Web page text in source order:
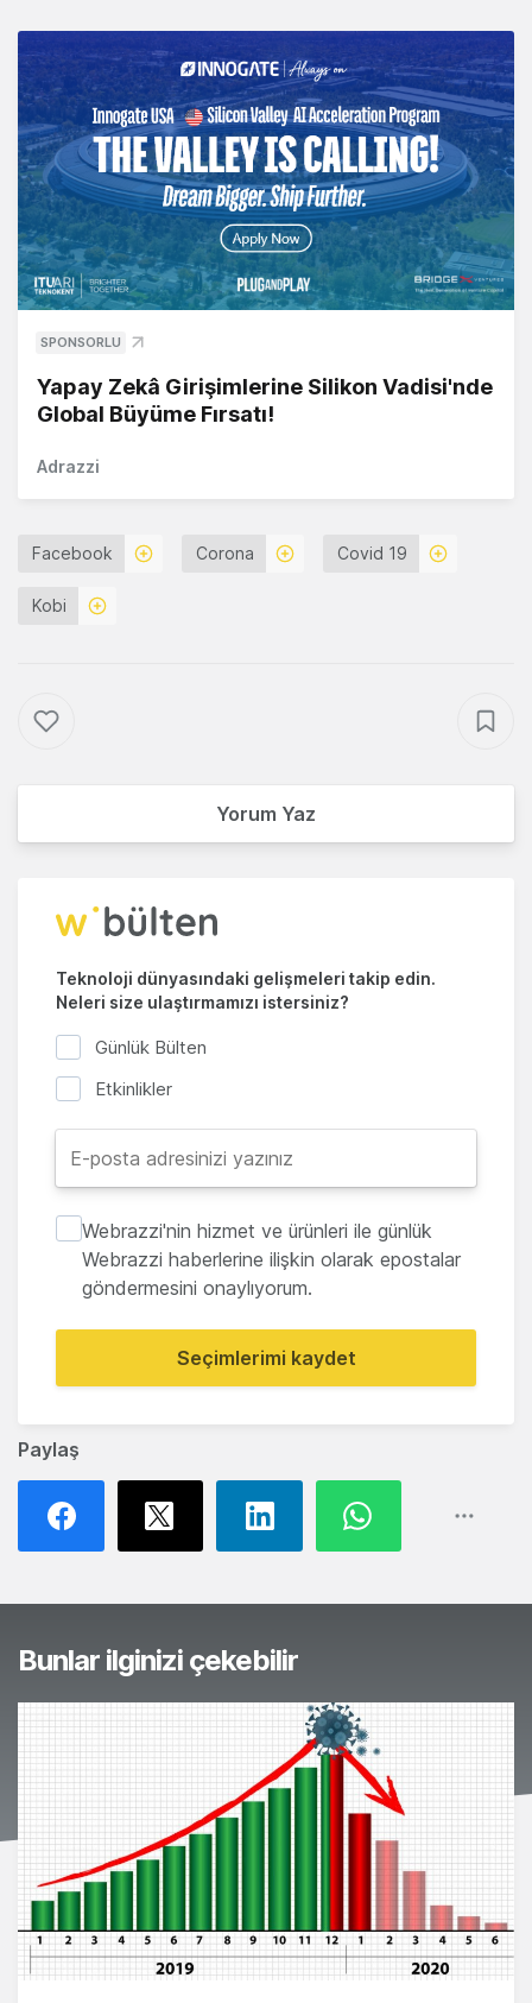
Paylaş
SPONSORLU
Yapay Zekâ Girişimlerine Silikon Vadisi'nde
Global Büyüme Fırsatı!
Adrazzi
Facebook Corona Covid 19
Kobi
Yorum Yaz
Teknoloji dünyasındaki gelişmeleri takip edin.
Neleri size ulaştırmamızı istersiniz?
Günlük Bülten
Etkinlikler
Webrazzi'nin hizmet ve ürünleri ile günlük
Webrazzi haberlerine ilişkin olarak epostalar
göndermesini onaylıyorum.
Seçimlerimi kaydet
Bunlar ilginizi çekebilir